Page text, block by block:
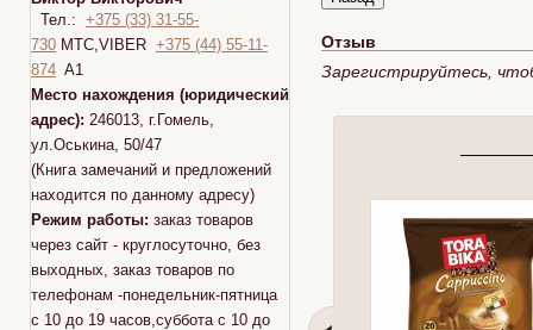
Тел.: +375 (33) 31-55-
730 МТС,VIBER +375 (44) 55-11-
874 A1
Место нахождения (юридический
адрес): 246013, г.Гомель,
ул.Оськина, 50/47
(Книга замечаний и предложений
находится по данному адресу)
Режим работы: заказ товаров
через сайт - круглосуточно, без
выходных, заказ товаров по
телефонам -понедельник-пятница
с 10 до 19 часов,суббота с 10 до
Отзыв
Зарегистрируйтесь,